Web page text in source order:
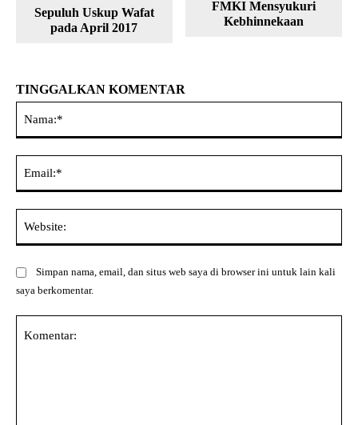
Sepuluh Uskup Wafat
pada April 2017
FMKI Mensyukuri
Kebhinnekaan
TINGGALKAN KOMENTAR
Simpan nama, email, dan situs web saya di browser ini untuk lain kali
saya berkomentar.